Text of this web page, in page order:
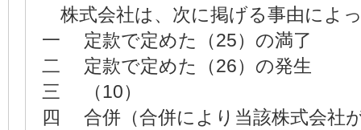
株式会社は、次に掲げる事由によ
一 定款で定めた（25）の満了
二 定款で定めた（26）の発生
三 （10）
四 合併（合併により当該株式会